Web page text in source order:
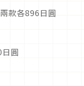
款各896日圓
圓